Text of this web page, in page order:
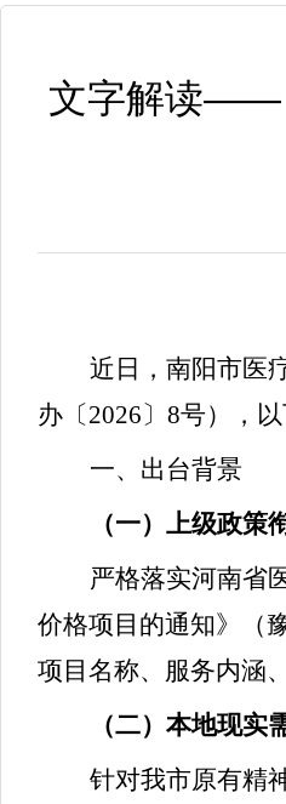
文字解读——
近日，南阳市医
办〔2026〕8号），
一、出台背景
（一）上级政策
严格落实河南省
价格项目的通知》（
项目名称、服务内涵
（二）本地现实
针对我市原有精